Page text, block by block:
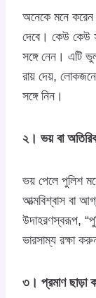
অনেকে মনে করেন
দেবে। কেউ কেউ
সঙ্গে নেন। এটি
রায় দেয়,
সঙ্গে নিন।
২। ভয় বা
ভয় পেলে পুলিশ
আত্মবিশ্বাস বা
উদাহরণস্বরূপ,
ভারসাম্য রক্ষা
৩। প্রমাণ ছাড়া